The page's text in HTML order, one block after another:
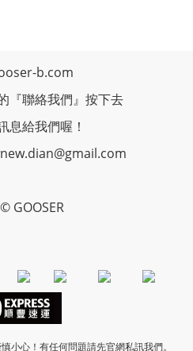
b.com
『聯絡我們』按下去
息給我們喔！
GOOSER
小心！ 有任何問題請先官網私訊我們。